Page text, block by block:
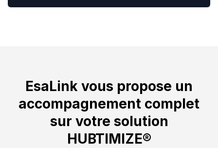
EsaLink vous propose un
accompagnement complet
sur votre solution
HUBTIMIZE®